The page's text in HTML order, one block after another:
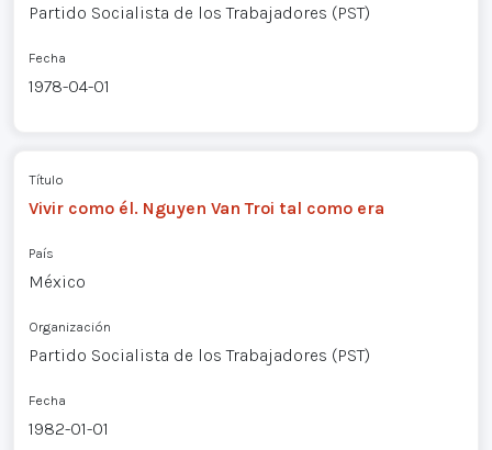
Partido Socialista de los Trabajadores (PST)
Fecha
1978-04-01
Título
Vivir como él. Nguyen Van Troi tal como era
País
México
Organización
Partido Socialista de los Trabajadores (PST)
Fecha
1982-01-01